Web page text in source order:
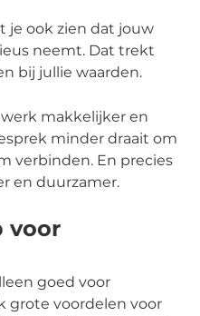
je ook zien dat jouw
neemt. Dat trekt
bij jullie waarden.
makkelijker en
minder draait om
verbinden. En precies
en duurzamer.
voor
goed voor
grote voordelen voor